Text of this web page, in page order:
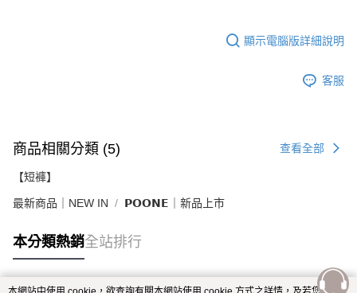
顯示電腦版詳細說明
客服
商品相關分類 (5) 查看全部
【短褲】
最新商品｜NEW IN 𝗣𝗢𝗢𝗡𝗘｜新品上市
本分類熱銷全站排行